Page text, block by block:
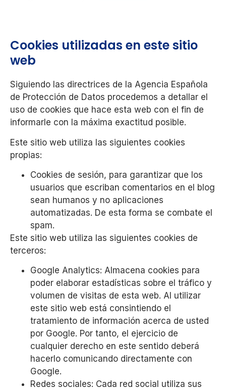
Cookies utilizadas en este sitio
web
Siguiendo las directrices de la Agencia Española
de Protección de Datos procedemos a detallar el
uso de cookies que hace esta web con el fin de
informarle con la máxima exactitud posible.
Este sitio web utiliza las siguientes cookies
propias:
Cookies de sesión, para garantizar que los
usuarios que escriban comentarios en el blog
sean humanos y no aplicaciones
automatizadas. De esta forma se combate el
spam.
Este sitio web utiliza las siguientes cookies de
terceros:
Google Analytics: Almacena cookies para
poder elaborar estadísticas sobre el tráfico y
volumen de visitas de esta web. Al utilizar
este sitio web está consintiendo el
tratamiento de información acerca de usted
por Google. Por tanto, el ejercicio de
cualquier derecho en este sentido deberá
hacerlo comunicando directamente con
Google.
Redes sociales: Cada red social utiliza sus